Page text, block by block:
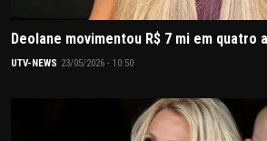
Deolane movimentou R$ 7 mi em quatro
UTV-NEWS 23/05/2026 - 10:50